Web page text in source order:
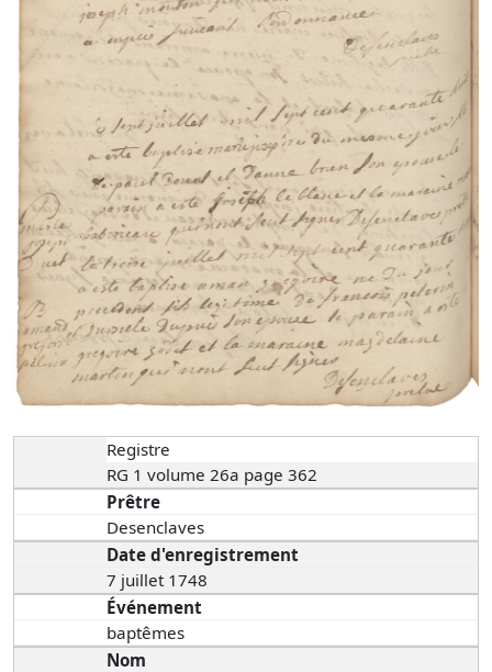
Registre
RG 1 volume 26a page 362
Prêtre
Desenclaves
Date d'enregistrement
7 juillet 1748
Événement
baptêmes
Nom